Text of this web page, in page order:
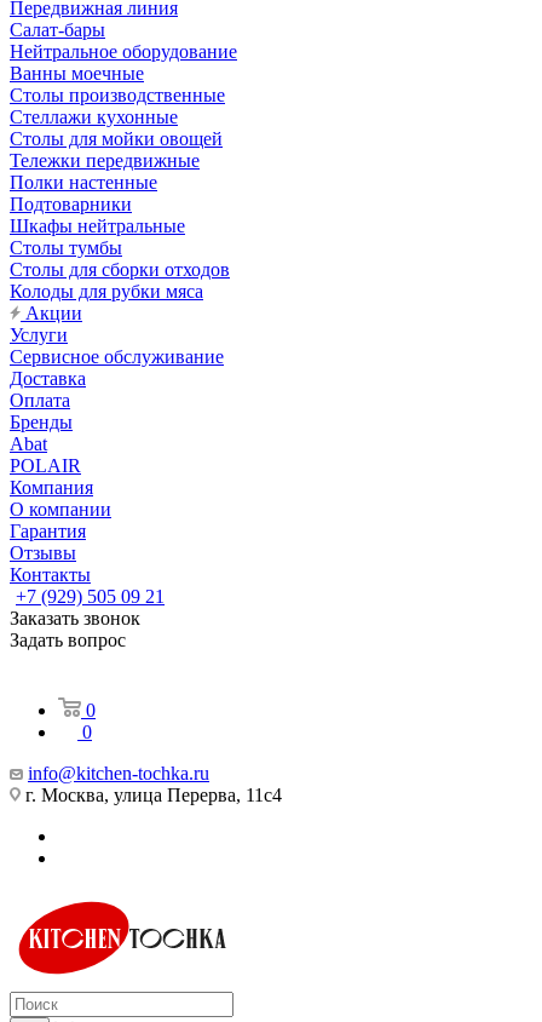
Передвижная линия
Салат-бары
Нейтральное оборудование
Ванны моечные
Столы производственные
Стеллажи кухонные
Столы для мойки овощей
Тележки передвижные
Полки настенные
Подтоварники
Шкафы нейтральные
Столы тумбы
Столы для сборки отходов
Колоды для рубки мяса
Акции
Услуги
Сервисное обслуживание
Доставка
Оплата
Бренды
Abat
POLAIR
Компания
О компании
Гарантия
Отзывы
Контакты
+7 (929) 505 09 21
Заказать звонок
Задать вопрос
0
0
info@kitchen-tochka.ru
г. Москва, улица Перерва, 11с4